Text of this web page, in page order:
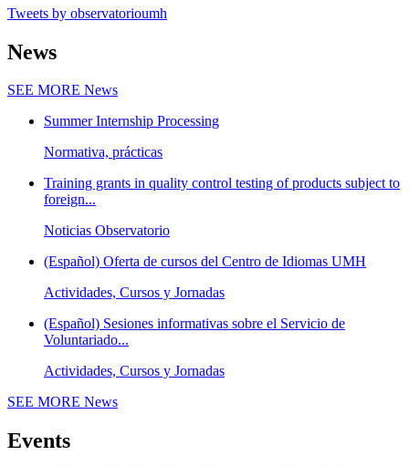
Tweets by observatorioumh
News
SEE MORE News
Summer Internship Processing
Normativa, prácticas
Training grants in quality control testing of products subject to
foreign...
Noticias Observatorio
(Español) Oferta de cursos del Centro de Idiomas UMH
Actividades, Cursos y Jornadas
(Español) Sesiones informativas sobre el Servicio de
Voluntariado...
Actividades, Cursos y Jornadas
SEE MORE News
Events